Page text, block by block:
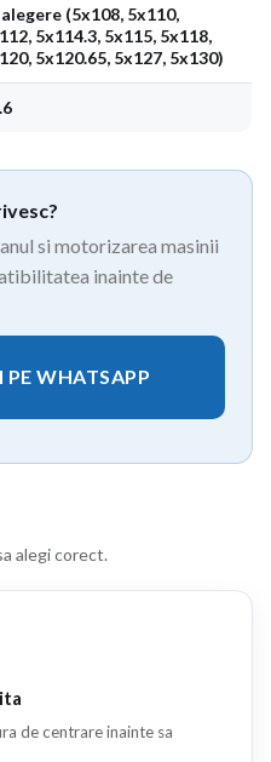
alegere (5x108, 5x110,
5x114.3, 5x115, 5x118,
5x120.65, 5x127, 5x130)
si motorizarea masinii
inainte de
PE WHATSAPP
alegi corect.
de centrare inainte sa